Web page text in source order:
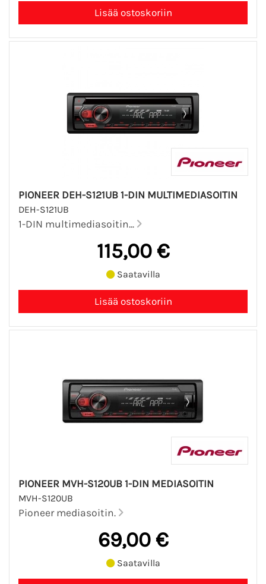
PIONEER DEH-S121UB 1-DIN MULTIMEDIASOITIN
DEH-S121UB
1-DIN multimediasoitin...
115,00 €
Saatavilla
PIONEER MVH-S120UB 1-DIN MEDIASOITIN
MVH-S120UB
Pioneer mediasoitin.
69,00 €
Saatavilla